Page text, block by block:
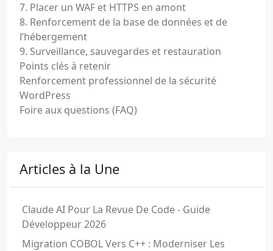
7. Placer un WAF et HTTPS en amont
8. Renforcement de la base de données et de
l’hébergement
9. Surveillance, sauvegardes et restauration
Points clés à retenir
Renforcement professionnel de la sécurité
WordPress
Foire aux questions (FAQ)
Articles à la Une
Claude AI Pour La Revue De Code - Guide
Développeur 2026
Migration COBOL Vers C++ : Moderniser Les